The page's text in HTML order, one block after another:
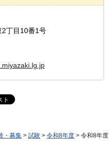
丁目10番1号
・募集 > 試験 > 令和8年度 > 令和8年度